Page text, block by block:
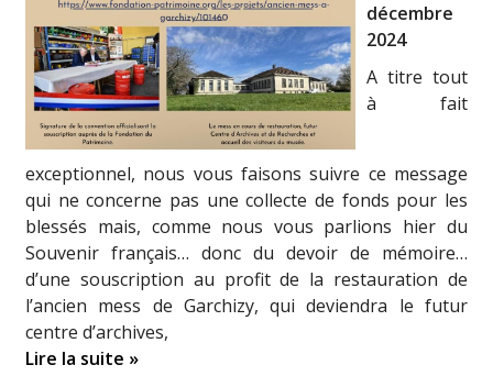
décembre
2024
A titre tout
à fait
exceptionnel, nous vous faisons suivre ce message
qui ne concerne pas une collecte de fonds pour les
blessés mais, comme nous vous parlions hier du
Souvenir français… donc du devoir de mémoire…
d’une souscription au profit de la restauration de
l’ancien mess de Garchizy, qui deviendra le futur
centre d’archives,
Lire la suite »